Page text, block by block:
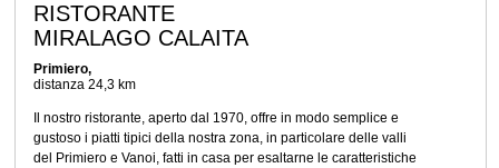
RISTORANTE
MIRALAGO CALAITA
Primiero,
distanza 24,3 km
Il nostro ristorante, aperto dal 1970, offre in modo semplice e
gustoso i piatti tipici della nostra zona, in particolare delle valli
del Primiero e Vanoi, fatti in casa per esaltarne le caratteristiche